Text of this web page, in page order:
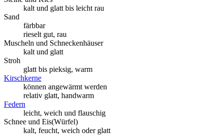
kalt und glatt bis leicht rau
Sand
färbbar
rieselt gut, rau
Muscheln und Schneckenhäuser
kalt und glatt
Stroh
glatt bis pieksig, warm
Kirschkerne
können angewärmt werden
relativ glatt, handwarm
Federn
leicht, weich und flauschig
Schnee und Eis(Würfel)
kalt, feucht, weich oder glatt